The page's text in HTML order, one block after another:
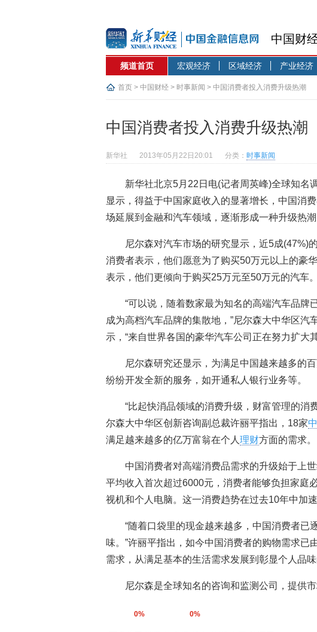
中国财
频道首页 宏观经济 区域经济 产业经济
首页 > 中国财经 > 时事新闻 > 中国消费者投入消费升级热潮
中国消费者投入消费升级热潮
新华社 2013年05月22日20:01 分类： 时事新闻
新华社北京5月22日电(记者周英峰)全球知名
显示，得益于中国家庭收入的显著增长，中国消
场延展到金融和汽车领域，逐渐形成一种升级热潮
尼尔森对汽车市场的研究显示，近5成(47%)
消费者表示，他们愿意为了购买50万元以上的豪
表示，他们更倾向于购买25万元至50万元的汽车。
“可以说，随着数家最为知名的高端汽车品牌
成为高档汽车品牌的集散地，”尼尔森大中华区汽
示，“来自世界各国的豪华汽车公司正在努力扩大
尼尔森研究还显示，为满足中国越来越多的
纷纷开发全新的服务，如开通私人银行业务等。
“比起快消品领域的消费升级，财富管理的消
尔森大中华区创新咨询副总裁许丽平指出，18家
满足越来越多的亿万富翁在个人 理财方面的需求。
中国消费者对高端消费品需求的升级始于上
平均收入首次超过6000元，消费者能够负担家庭
视机和个人电脑。这一消费趋势在过去10年中加速
“随着口袋里的现金越来越多，中国消费者已
味。”许丽平指出，如今中国消费者的购物需求已
需求，从满足基本的生活需求发展到彰显个人品味
尼尔森是全球知名的咨询和监测公司，提供
0% 0%